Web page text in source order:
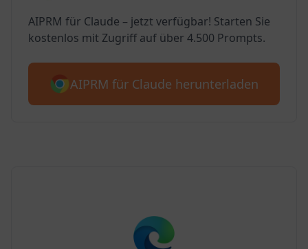
AIPRM für Claude – jetzt verfügbar! Starten Sie
kostenlos mit Zugriff auf über 4.500 Prompts.
AIPRM für Claude herunterladen